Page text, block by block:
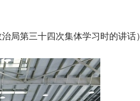
局第三十四次集体学习时的讲话）